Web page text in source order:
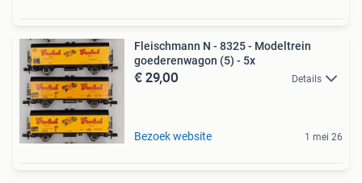
Fleischmann N - 8325 - Modeltrein
goederenwagon (5) - 5x
€ 29,00 Details
Bezoek website 1 mei 26